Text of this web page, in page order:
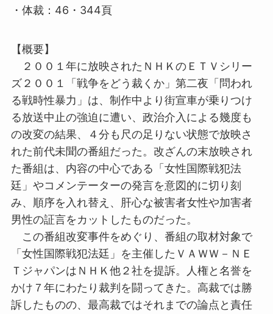
・体裁：46・344頁
【概要】
２００１年に放映されたＮＨＫのＥＴＶシリー
ズ２００１「戦争をどう裁くか」第二夜「問われ
る戦時性暴力」は、制作中より街宣車が乗りつけ
る放送中止の強迫に遭い、政治介入による幾度も
の改変の結果、４分も尺の足りない状態で放映さ
れた前代未聞の番組だった。改ざんの末放映され
た番組は、内容の中心である「女性国際戦犯法
廷」やコメンテーターの発言を意図的に切り刻
み、順序を入れ替え、肝心な被害者女性や加害者
男性の証言をカットしたものだった。
この番組改変事件をめぐり、番組の取材対象で
「女性国際戦犯法廷」を主催したＶＡＷＷ－ＮＥ
ＴジャパンはＮＨＫ他２社を提訴。人権と名誉を
かけ７年にわたり裁判を闘ってきた。高裁では勝
訴したものの、最高裁ではそれまでの論点と責任